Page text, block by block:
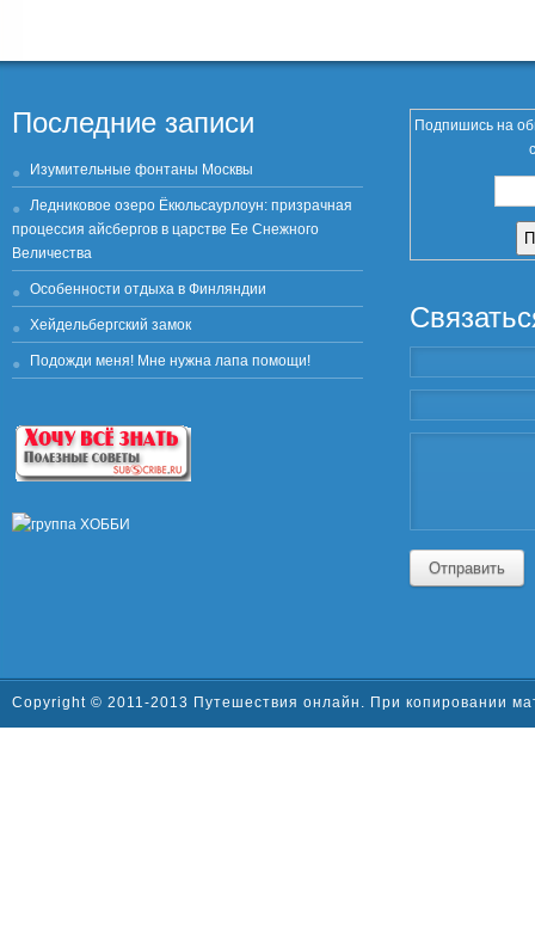
Последние записи
Изумительные фонтаны Москвы
Ледниковое озеро Ёкюльсаурлоун: призрачная
процессия айсбергов в царстве Ее Снежного
Величества
Особенности отдыха в Финляндии
Хейдельбергский замок
Подожди меня! Мне нужна лапа помощи!
Подпишись на
Отправить
Copyright © 2011-2013 Путешествия онлайн. При копировании